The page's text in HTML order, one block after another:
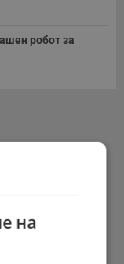
робот за
на